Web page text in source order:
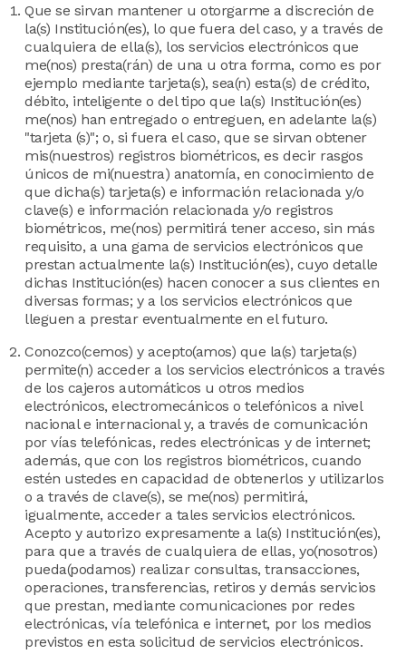
Que se sirvan mantener u otorgarme a discreción de
la(s) Institución(es), lo que fuera del caso, y a través de
cualquiera de ella(s), los servicios electrónicos que
me(nos) presta(rán) de una u otra forma, como es por
ejemplo mediante tarjeta(s), sea(n) esta(s) de crédito,
débito, inteligente o del tipo que la(s) Institución(es)
me(nos) han entregado o entreguen, en adelante la(s)
"tarjeta (s)"; o, si fuera el caso, que se sirvan obtener
mis(nuestros) registros biométricos, es decir rasgos
únicos de mi(nuestra) anatomía, en conocimiento de
que dicha(s) tarjeta(s) e información relacionada y/o
clave(s) e información relacionada y/o registros
biométricos, me(nos) permitirá tener acceso, sin más
requisito, a una gama de servicios electrónicos que
prestan actualmente la(s) Institución(es), cuyo detalle
dichas Institución(es) hacen conocer a sus clientes en
diversas formas; y a los servicios electrónicos que
lleguen a prestar eventualmente en el futuro.
Conozco(cemos) y acepto(amos) que la(s) tarjeta(s)
permite(n) acceder a los servicios electrónicos a través
de los cajeros automáticos u otros medios
electrónicos, electromecánicos o telefónicos a nivel
nacional e internacional y, a través de comunicación
por vías telefónicas, redes electrónicas y de internet;
además, que con los registros biométricos, cuando
estén ustedes en capacidad de obtenerlos y utilizarlos
o a través de clave(s), se me(nos) permitirá,
igualmente, acceder a tales servicios electrónicos.
Acepto y autorizo expresamente a la(s) Institución(es),
para que a través de cualquiera de ellas, yo(nosotros)
pueda(podamos) realizar consultas, transacciones,
operaciones, transferencias, retiros y demás servicios
que prestan, mediante comunicaciones por redes
electrónicas, vía telefónica e internet, por los medios
previstos en esta solicitud de servicios electrónicos.